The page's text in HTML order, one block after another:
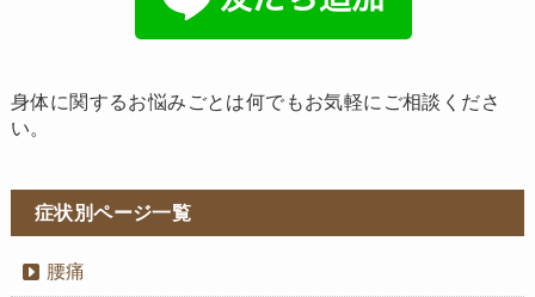
身体に関するお悩みごとは何でもお気軽にご相談くださ
い。
症状別ページ一覧
腰痛